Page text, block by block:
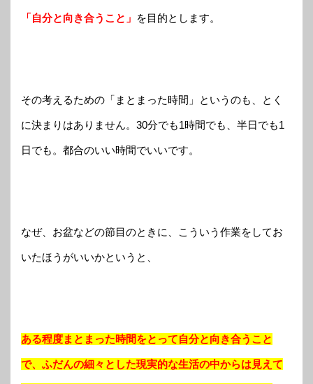
「自分と向き合うこと」 を目的とします。
その考えるための「まとまった時間」というのも、とく
に決まりはありません。30分でも1時間でも、半日でも1
日でも。都合のいい時間でいいです。
なぜ、お盆などの節目のときに、こういう作業をしてお
いたほうがいいかというと、
ある程度まとまった時間をとって自分と向き合うこと
で、ふだんの細々とした現実的な生活の中からは見えて